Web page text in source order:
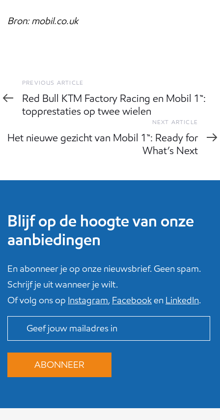
Bron: mobil.co.uk
Previous
Article
PREVIOUS ARTICLE
Red Bull KTM Factory Racing en Mobil 1™:
topprestaties op twee wielen
Article
NEXT ARTICLE
Het nieuwe gezicht van Mobil 1™: Ready for
What’s Next
Blijf op de hoogte van onze
aanbiedingen
En abonneer je op onze nieuwsbrief. Geen spam.
Schrijf je uit wanneer je wilt.
Of volg ons op Instagram, Facebooken LinkedIn.